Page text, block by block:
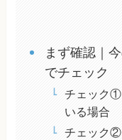
まず確認｜
でチェック
チェック①
いる場合
チェック②